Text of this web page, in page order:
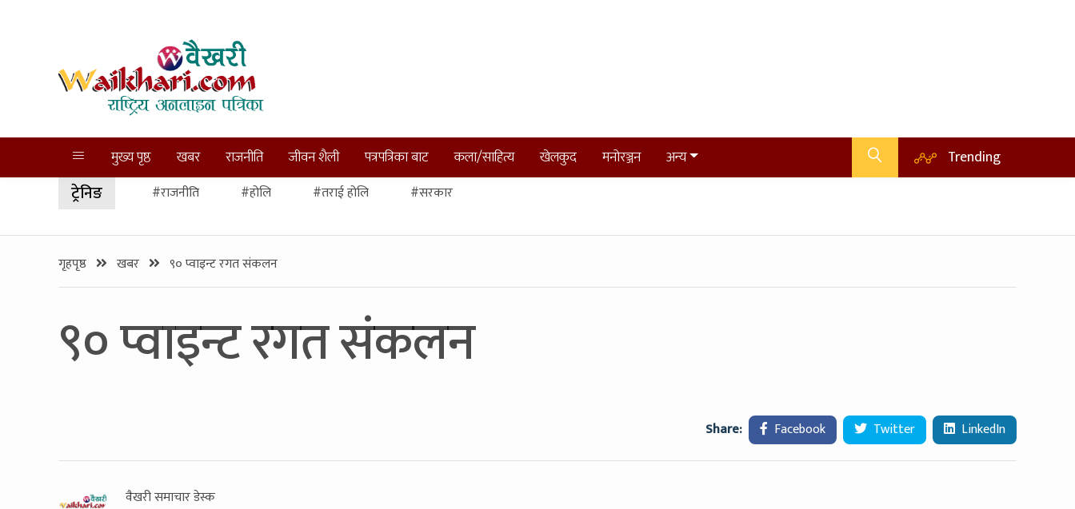
मुख्य पृष्ठ खबर राजनीति जीवन शैली पत्रपत्रिका बाट कला/साहित्य खेलकुद मनोरञ्जन अन्य Trending
ट्रेनिङ #राजनीति #होलि #तराई होलि #सरकार
गृहपृष्ठ खबर ९० प्वाइन्ट रगत संकलन
९० प्वाइन्ट रगत संकलन
Share: Facebook Twitter LinkedIn
वैखरी समाचार डेस्क